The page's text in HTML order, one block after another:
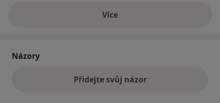
Víceo adrese
Názory
Přidejte svůj názor